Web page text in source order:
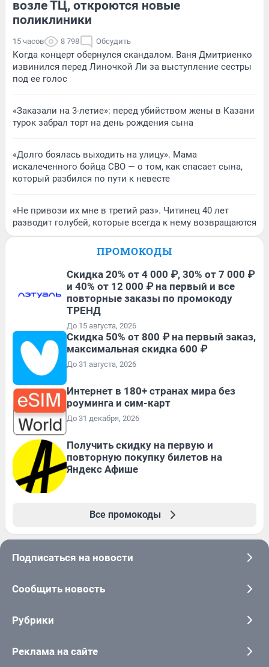
возле ТЦ, откроются новые
поликлиники
15 часов 8 798 Обсудить
Когда концерт обернулся скандалом. Ваня Дмитриенко
извинился перед Линочкой Ли за выступление сестры
под ее голос
«Заказали на 3-летие»: перед убийством жены в Казани
турок забрал торт на день рождения сына
«Долго боялась выходить на улицу». Мама
искалеченного бойца СВО — о том, как спасает сына,
который разбился по пути к невесте
«Не привози их мне в третий раз». Читинец 40 лет
разводит голубей, которые всегда к нему возвращаются
ПРОМОКОДЫ
Скидка 20% от 4 000 ₽, 30% от 7 000 ₽
и 40% от 12 000 ₽ на первый и все
повторные заказы по промокоду
ТРЕНД
До 15 августа, 2026
Скидка 50% от 800 ₽ на первый заказ,
максимальная скидка 600 ₽
До 31 августа, 2026
Интернет в 180+ странах мира без
роуминга и сим-карт
До 31 декабря, 2026
Получить скидку на первую и
повторную покупку билетов на
Яндекс Афише
Все промокоды
Подписаться на новости
Сообщить новость
Рубрики
Реклама на сайте